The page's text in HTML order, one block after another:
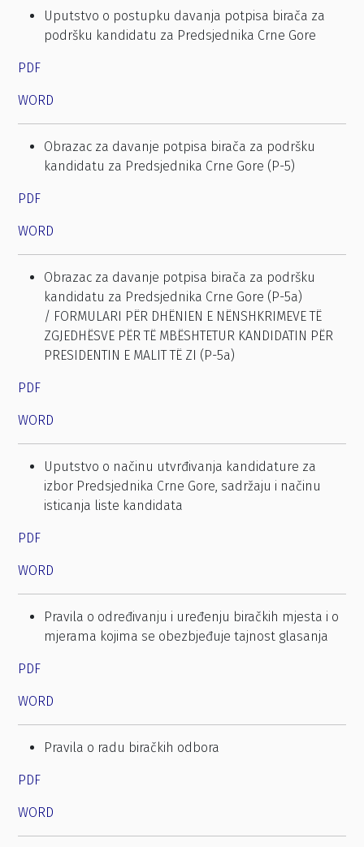
Uputstvo o postupku davanja potpisa birača za
podršku kandidatu za Predsjednika Crne Gore
PDF
WORD
Obrazac za davanje potpisa birača za podršku
kandidatu za Predsjednika Crne Gore (P-5)
PDF
WORD
Obrazac za davanje potpisa birača za podršku
kandidatu za Predsjednika Crne Gore (P-5a)
/ FORMULARI PËR DHËNIEN E NËNSHKRIMEVE TË
ZGJEDHËSVE PËR TË MBËSHTETUR KANDIDATIN PËR
PRESIDENTIN E MALIT TË ZI (P-5a)
PDF
WORD
Uputstvo o načinu utvrđivanja kandidature za
izbor Predsjednika Crne Gore, sadržaju i načinu
isticanja liste kandidata
PDF
WORD
Pravila o određivanju i uređenju biračkih mjesta i o
mjerama kojima se obezbjeđuje tajnost glasanja
PDF
WORD
Pravila o radu biračkih odbora
PDF
WORD